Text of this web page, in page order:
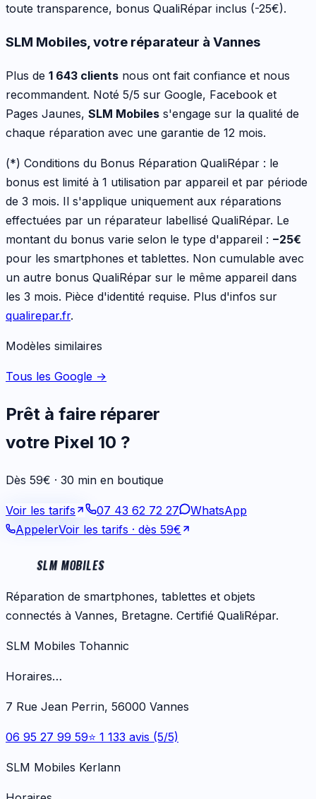
toute transparence, bonus QualiRépar inclus (-25€).
SLM Mobiles, votre réparateur à Vannes
Plus de 1 643 clients nous ont fait confiance et nous
recommandent. Noté 5/5 sur Google, Facebook et
Pages Jaunes, SLM Mobiles s'engage sur la qualité de
chaque réparation avec une garantie de 12 mois.
(*) Conditions du Bonus Réparation QualiRépar : le
bonus est limité à 1 utilisation par appareil et par période
de 3 mois. Il s'applique uniquement aux réparations
effectuées par un réparateur labellisé QualiRépar. Le
montant du bonus varie selon le type d'appareil : −25€
pour les smartphones et tablettes. Non cumulable avec
un autre bonus QualiRépar sur le même appareil dans
les 3 mois. Pièce d'identité requise. Plus d'infos sur
qualirepar.fr.
Modèles similaires
Tous les Google →
Prêt à faire réparer
votre Pixel 10 ?
Dès 59€ · 30 min en boutique
Voir les tarifs 07 43 62 72 27
WhatsApp
AppelerVoir les tarifs · dès 59€
SLM MOBILES
Réparation de smartphones, tablettes et objets
connectés à Vannes, Bretagne. Certifié QualiRépar.
SLM Mobiles Tohannic
Horaires…
7 Rue Jean Perrin, 56000 Vannes
06 95 27 99 59⭐ 1 133 avis (5/5)
SLM Mobiles Kerlann